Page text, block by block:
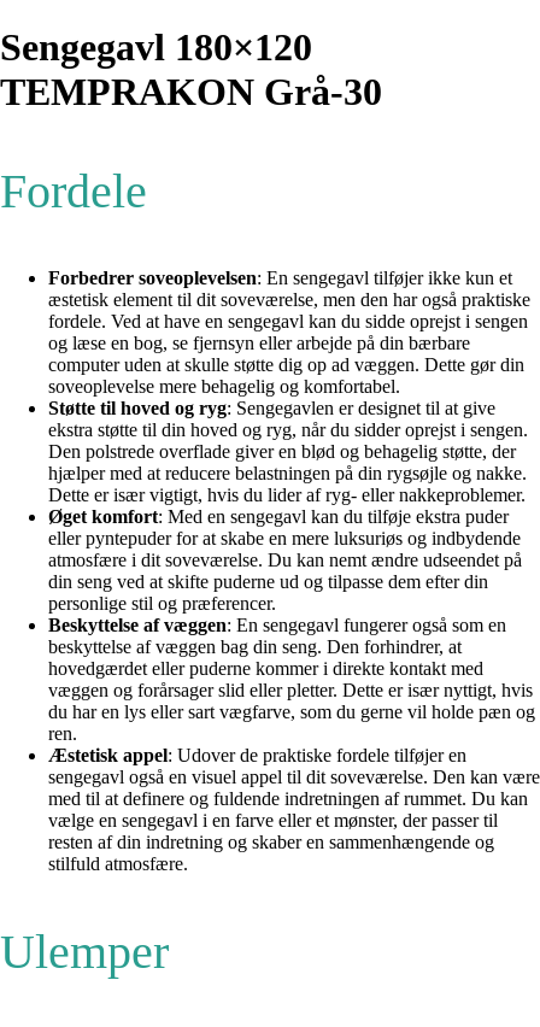
Sengegavl 180×120
TEMPRAKON Grå-30
Fordele
Forbedrer soveoplevelsen: En sengegavl tilføjer ikke kun et
æstetisk element til dit soveværelse, men den har også praktiske
fordele. Ved at have en sengegavl kan du sidde oprejst i sengen
og læse en bog, se fjernsyn eller arbejde på din bærbare
computer uden at skulle støtte dig op ad væggen. Dette gør din
soveoplevelse mere behagelig og komfortabel.
Støtte til hoved og ryg: Sengegavlen er designet til at give
ekstra støtte til din hoved og ryg, når du sidder oprejst i sengen.
Den polstrede overflade giver en blød og behagelig støtte, der
hjælper med at reducere belastningen på din rygsøjle og nakke.
Dette er især vigtigt, hvis du lider af ryg- eller nakkeproblemer.
Øget komfort: Med en sengegavl kan du tilføje ekstra puder
eller pyntepuder for at skabe en mere luksuriøs og indbydende
atmosfære i dit soveværelse. Du kan nemt ændre udseendet på
din seng ved at skifte puderne ud og tilpasse dem efter din
personlige stil og præferencer.
Beskyttelse af væggen: En sengegavl fungerer også som en
beskyttelse af væggen bag din seng. Den forhindrer, at
hovedgærdet eller puderne kommer i direkte kontakt med
væggen og forårsager slid eller pletter. Dette er især nyttigt, hvis
du har en lys eller sart vægfarve, som du gerne vil holde pæn og
ren.
Æstetisk appel: Udover de praktiske fordele tilføjer en
sengegavl også en visuel appel til dit soveværelse. Den kan være
med til at definere og fuldende indretningen af rummet. Du kan
vælge en sengegavl i en farve eller et mønster, der passer til
resten af din indretning og skaber en sammenhængende og
stilfuld atmosfære.
Ulemper